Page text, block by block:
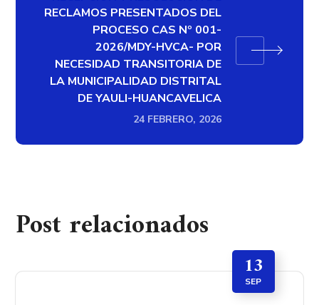
RECLAMOS PRESENTADOS DEL
PROCESO CAS Nº 001-
2026/MDY-HVCA- POR
NECESIDAD TRANSITORIA DE
LA MUNICIPALIDAD DISTRITAL
DE YAULI-HUANCAVELICA
24 FEBRERO, 2026
Post relacionados
13
SEP